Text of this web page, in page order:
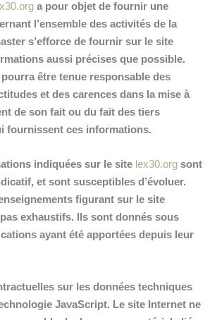
a pour objet de fournir une
l’ensemble des activités de la
s’efforce de fournir sur le site
aussi précises que possible.
être tenue responsable des
et des carences dans la mise à
de son fait ou du fait des tiers
fournissent ces informations.
indiquées sur le site lex30.org sont
et sont susceptibles d’évoluer.
figurant sur le site
exhaustifs. Ils sont donnés sous
ayant été apportées depuis leur
sur les données techniques
JavaScript. Le site Internet ne